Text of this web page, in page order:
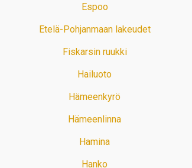
Espoo
Etelä-Pohjanmaan lakeudet
Fiskarsin ruukki
Hailuoto
Hämeenkyrö
Hämeenlinna
Hamina
Hanko